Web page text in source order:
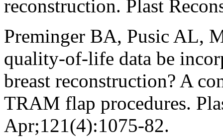
reconstruction. Plast
Preminger BA, Pusic AL,
quality-of-life data be
breast reconstruction? A
TRAM flap procedures.
Apr;121(4):1075-82.